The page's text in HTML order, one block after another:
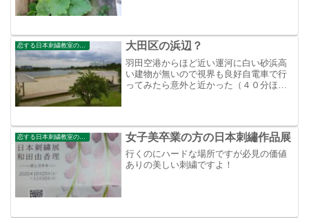
恋する日本刺繍教室のブログ 大田区の浜辺？
羽田空港からほど近い運河に白い砂浜高
い建物が無いので視界も良好自電車で行
ってみたら意外と近かった（４０分ほ
女子美卒業の方の日本刺繡作品展
行くのにハードな場所ですが必見の価値
ありの美しい刺繍ですよ！